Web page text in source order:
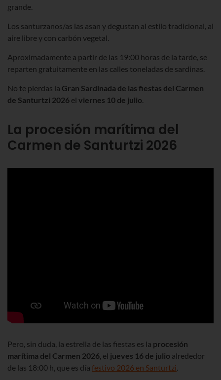
grande.
Los santurzanos/as las asan y degustan al estilo tradicional, al
aire libre y con carbón vegetal.
Aproximadamente a partir de las 19:00 horas de la tarde, se
reparten gratuitamente en las calles toneladas de sardinas.
No te pierdas la Gran Sardinada de las fiestas del Carmen
de Santurtzi 2026 el viernes 10 de julio.
La procesión marítima del
Carmen de Santurtzi 2026
Pero, sin duda, la estrella de las fiestas es la procesión
marítima del Carmen 2026, el jueves 16 de julio alrededor
de las 18:00 h, que es día festivo 2026 en Santurtzi.